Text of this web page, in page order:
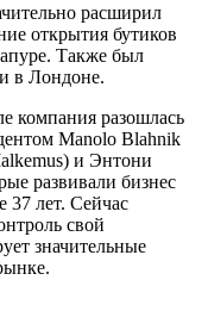
расширил
открытия бутиков
Также был
в Лондоне.
компания разошлась
Manolo Blahnik
и Энтони
развивали бизнес
лет. Сейчас
свой
значительные